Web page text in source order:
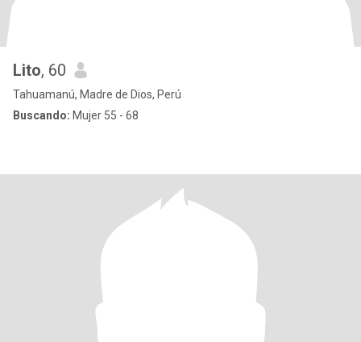
Lito, 60
Tahuamanú, Madre de Dios, Perú
Buscando: Mujer 55 - 68